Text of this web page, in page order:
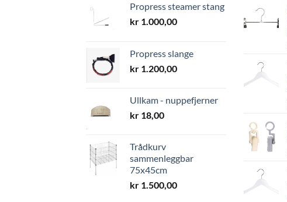
Propress steamer stang
kr 1.000,00
Propress slange
kr 1.200,00
Ullkam - nuppefjerner
kr 18,00
Trådkurv
sammenleggbar
75x45cm
kr 1.500,00